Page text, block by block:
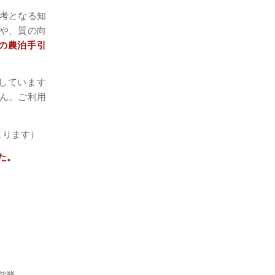
となる知
、質の向
農泊手引
ています
。ご利用
ます）